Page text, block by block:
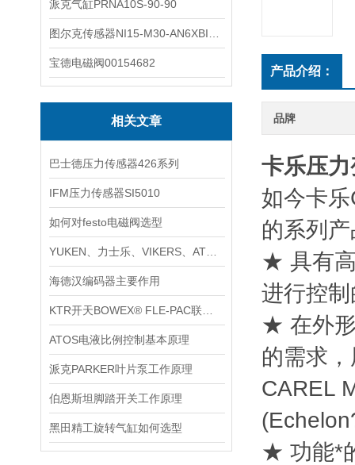
派克气缸PRNA10S-90-90
宝德电磁阀00154682
相关文章
巴士德压力传感器426系列
IFM压力传感器SI5010
如何对festo电磁阀选型
海德汉编码器主要作用
ATOS电液比例控制基本原理
派克PARKER叶片泵工作原理
伯恩斯坦脚踏开关工作原理
黑田精工旋转气缸如何选型
产品介绍：
品牌
卡乐压
如今卡
的系列
★ 具有
进行控
★ 在外
的需求
CAREL
★ 功能*